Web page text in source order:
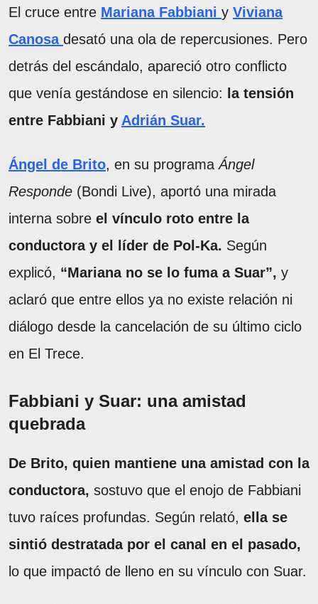
El cruce entre Mariana Fabbiani y Viviana
Canosa desató una ola de repercusiones. Pero
detrás del escándalo, apareció otro conflicto
que venía gestándose en silencio:
la tensión
entre Fabbiani y Adrián Suar.
Ángel de Brito, en su programa Ángel
Responde (Bondi Live), aportó una mirada
interna sobre el vínculo roto entre la
conductora y el líder de Pol-Ka. Según
explicó, “Mariana no se lo fuma a Suar”, y
aclaró que entre ellos ya no existe relación ni
diálogo desde la cancelación de su último ciclo
en El Trece.
Fabbiani y Suar: una amistad
quebrada
De Brito, quien mantiene una amistad con la
conductora, sostuvo que el enojo de Fabbiani
tuvo raíces profundas. Según relató, ella se
sintió destratada por el canal en el pasado,
lo que impactó de lleno en su vínculo con Suar.